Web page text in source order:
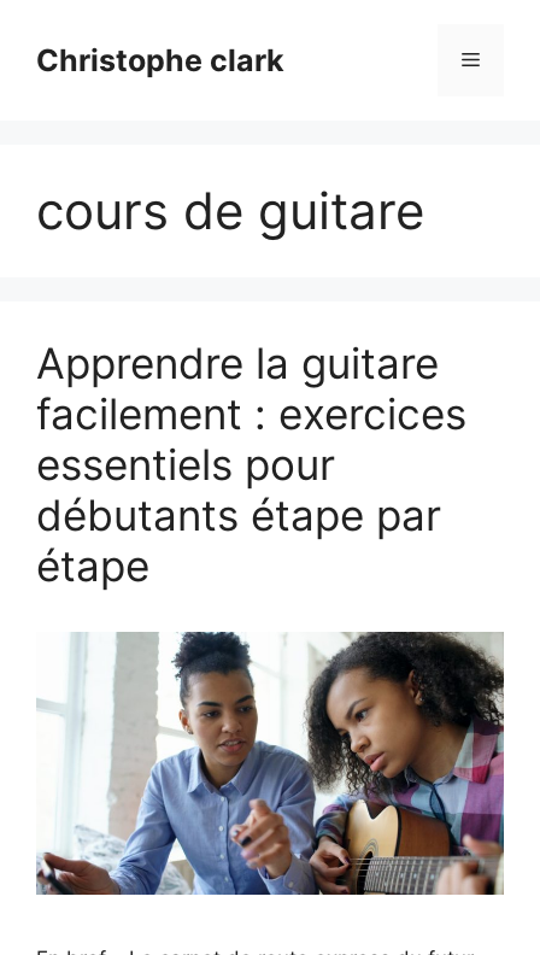
contenuChristophe clark Menu
cours de guitare
Apprendre la guitare
facilement : exercices
essentiels pour
débutants étape par
étape